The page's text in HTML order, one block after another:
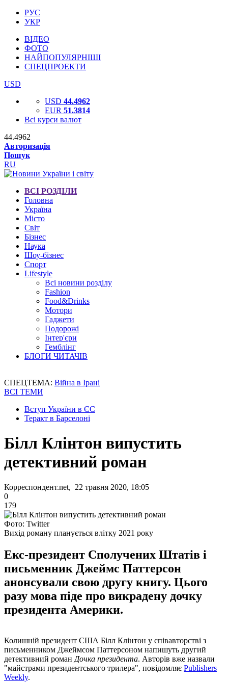
РУС
УКР
ВІДЕО
ФОТО
НАЙПОПУЛЯРНІШІ
СПЕЦПРОЕКТИ
USD
USD 44.4962
EUR 51.3814
Всі курси валют
44.4962
Авторизація
Пошук
RU
ВСІ РОЗДІЛИ
Головна
Україна
Місто
Світ
Бізнес
Наука
Шоу-бізнес
Спорт
Lifestyle
Всі новини розділу
Fashion
Food&Drinks
Мотори
Гаджети
Подорожі
Інтер'єри
Гемблінг
БЛОГИ ЧИТАЧІВ
СПЕЦТЕМА: Війна в Ірані
ВСІ ТЕМИ
Вступ України в ЄС
Теракт в Барселоні
Білл Клінтон випустить
детективний роман
Корреспондент.net, 22 травня 2020, 18:05
0
179
Фото: Twitter
Вихід роману планується влітку 2021 року
Екс-президент Сполучених Штатів і
письменник Джеймс Паттерсон
анонсували свою другу книгу. Цього
разу мова піде про викрадену дочку
президента Америки.
Колишній президент США Білл Клінтон у співавторстві з
письменником Джеймсом Паттерсоном напишуть другий
детективний роман Дочка президента. Авторів вже назвали
"майстрами президентського трилера", повідомляє Publishers
Weekly.